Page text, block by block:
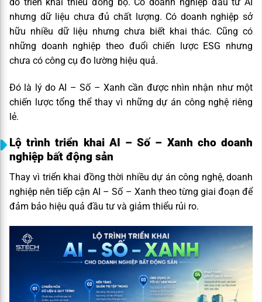
nhưng dữ liệu chưa đủ chất lượng. Có doanh nghiệp sở
hữu nhiều dữ liệu nhưng chưa biết khai thác. Cũng có
những doanh nghiệp theo đuổi chiến lược ESG nhưng
chưa có công cụ đo lường hiệu quả.
Đó là lý do AI – Số – Xanh cần được nhìn nhận như một
chiến lược tổng thể thay vì những dự án công nghệ riêng
lẻ.
Lộ trình triển khai AI – Số – Xanh cho doanh
nghiệp bất động sản
Thay vì triển khai đồng thời nhiều dự án công nghệ, doanh
nghiệp nên tiếp cận AI – Số – Xanh theo từng giai đoạn để
đảm bảo hiệu quả đầu tư và giảm thiểu rủi ro.